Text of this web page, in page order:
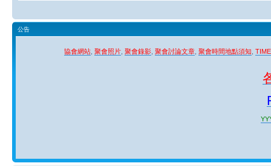
公告
協會網站 聚會照片 聚會錄影 聚會討論文章 聚會時間地點須知